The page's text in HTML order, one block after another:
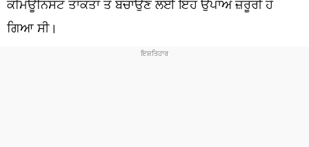
ਪੰਜਾਬ
ਕਮਿਊਨਿਸਟ ਤਾਕਤਾਂ ਤੋਂ ਬਚਾਉਣ ਲਈ ਇਹ ਉਪਾਅ ਜ਼ਰੂਰੀ ਹੋ
ਗਿਆ ਸੀ।